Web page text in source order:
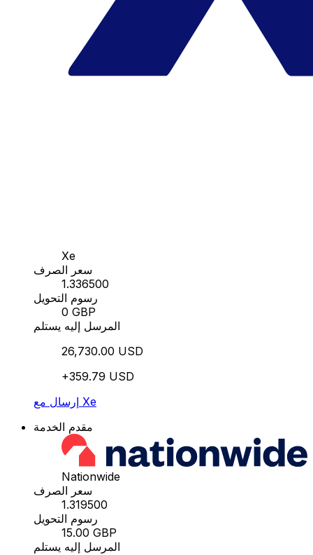
Xe
سعر الصرف
1.336500
رسوم التحويل
0 GBP
المرسل إليه يستلم
26,730.00 USD
+359.79 USD
إرسال مع Xe
مقدم الخدمة
Nationwide
سعر الصرف
1.319500
رسوم التحويل
15.00 GBP
المرسل إليه يستلم